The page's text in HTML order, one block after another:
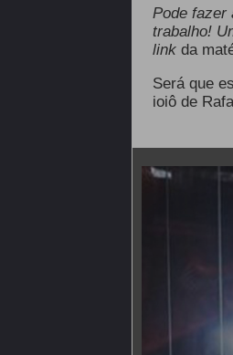
Pode fazer
trabalho!
link da
Será que
ioiô de